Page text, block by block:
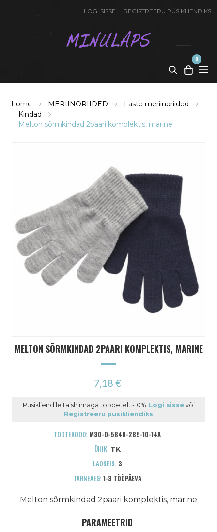
LOGI SISSE REGISTREERU PÜSIKLIENDIKS
0
toode(t)
home MERIINORIIDED
Laste meriinoriided
Kindad
Melton sõrmkindad 2paari komplektis, marine
MELTON SÕRMKINDAD 2PAARI KOMPLEKTIS, MARINE
7,18 €
Püsikliendile täishinnaga toodetelt -10%. Logi sissevõi
Registreeru püsikliendiks
TOOTEKOOD: M30-0-5840-285-10-14A
ÜHIK:TK
LAOSEIS: 3
TARNEAEG: 1-3 TÖÖPÄEVA
Melton sõrmkindad 2paari komplektis, marine
PARAMEETRID